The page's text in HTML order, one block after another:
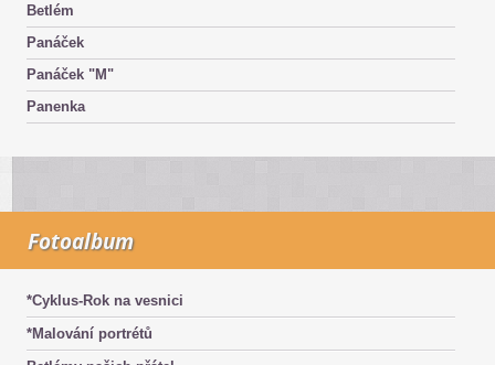
Betlém
Panáček
Panáček "M"
Panenka
Fotoalbum
*Cyklus-Rok na vesnici
*Malování portrétů